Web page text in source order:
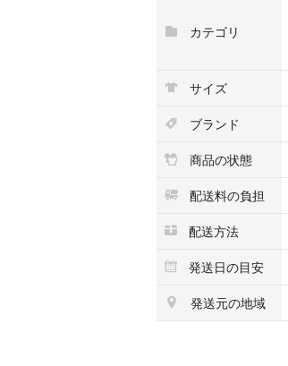
カテゴリ
サイズ
ブランド
商品の状態
配送料の負担
配送方法
発送日の目安
発送元の地域